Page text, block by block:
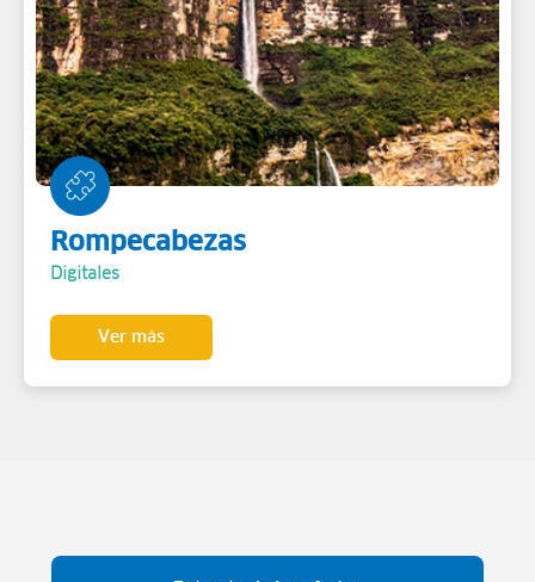
Rompecabezas
Digitales
Ver más